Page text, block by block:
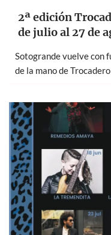
2ª edición
de julio al 27 de
Sotogrande vuelve con
de la mano de